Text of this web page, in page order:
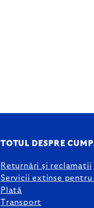
TOTUL DESPRE
Returnări și reclamații
Servicii extinse pentru
Plată
Transport